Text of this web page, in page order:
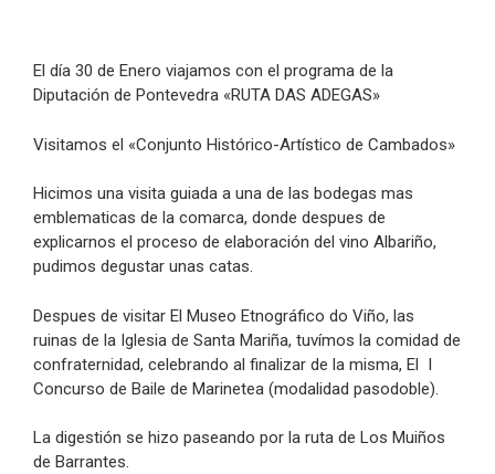
El día 30 de Enero viajamos con el programa de la
Diputación de Pontevedra «RUTA DAS ADEGAS»
Visitamos el «Conjunto Histórico-Artístico de Cambados»
Hicimos una visita guiada a una de las bodegas mas
emblematicas de la comarca, donde despues de
explicarnos el proceso de elaboración del vino Albariño,
pudimos degustar unas catas.
Despues de visitar El Museo Etnográfico do Viño, las
ruinas de la Iglesia de Santa Mariña, tuvímos la comidad de
confraternidad, celebrando al finalizar de la misma, El I
Concurso de Baile de Marinetea (modalidad pasodoble).
La digestión se hizo paseando por la ruta de Los Muiños
de Barrantes.